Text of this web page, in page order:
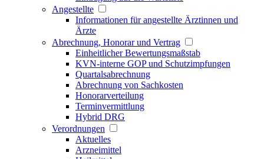
Angestellte
Informationen für angestellte Ärztinnen und
Ärzte
Abrechnung, Honorar und Vertrag
Einheitlicher Bewertungsmaßstab
KVN-interne GOP und Schutzimpfungen
Quartalsabrechnung
Abrechnung von Sachkosten
Honorarverteilung
Terminvermittlung
Hybrid DRG
Verordnungen
Aktuelles
Arzneimittel